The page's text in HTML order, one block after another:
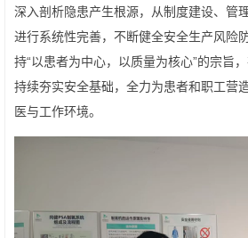
深入剖析隐患产生根源，从制度建设、管
进行系统性完善，不断健全安全生产风险
持“以患者为中心，以质量为核心”的宗旨
持续夯实安全基础，全力为患者和职工营
医与工作环境。